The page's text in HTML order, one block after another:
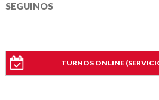
SEGUINOS
TURNOS ONLINE